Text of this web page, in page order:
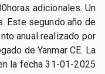
adicionales. Un
Este segundo año de
anual realizado por
de Yanmar CE. La
la fecha 31-01-2025**